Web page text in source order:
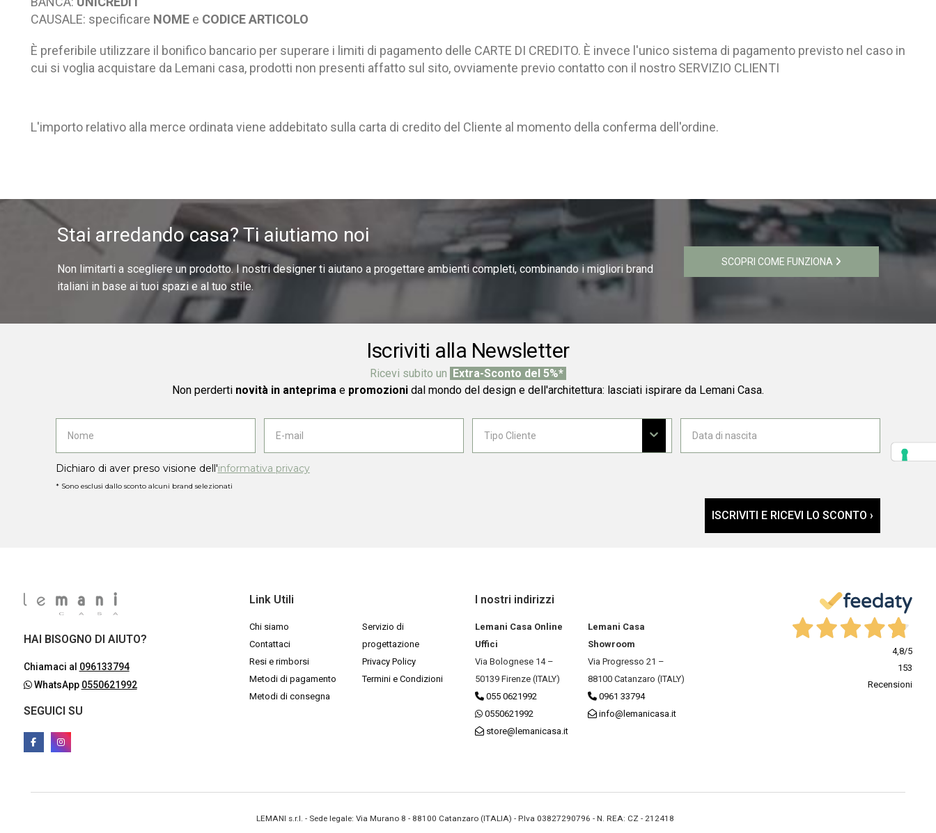
CAUSALE: specificare NOMEe CODICE ARTICOLO
È preferibile utilizzare il bonifico bancario per superare i limiti di pagamento delle CARTE DI CREDITO. È invece l'unico sistema di pagamento previsto nel caso in
cui si voglia acquistare da Lemani casa, prodotti non presenti affatto sul sito, ovviamente previo contatto con il nostro SERVIZIO CLIENTI
L'importo relativo alla merce ordinata viene addebitato sulla carta di credito del Cliente al momento della conferma dell'ordine.
Stai arredando casa? Ti aiutiamo noi
Non limitarti a scegliere un prodotto. I nostri designer ti aiutano a progettare ambienti completi, combinando i migliori brand
italiani in base ai tuoi spazi e al tuo stile.
SCOPRI COME FUNZIONA
Iscriviti alla Newsletter
Ricevi subito un Extra-Sconto del 5%*
Non perderti novità in anteprima e promozionidal mondo del design e dell'architettura: lasciati ispirare da Lemani Casa.
Dichiaro di aver preso visione dell'informativa privacy
* Sono esclusi dallo sconto alcuni brand selezionati
ISCRIVITI E RICEVI LO SCONTO ›
HAI BISOGNO DI AIUTO?
Chiamaci al 096133794
WhatsApp 0550621992
SEGUICI SU
Link Utili
Chi siamo
Contattaci
Resi e rimborsi
Metodi di pagamento
Metodi di consegna
Servizio di
progettazione
Privacy Policy
Termini e Condizioni
I nostri indirizzi
Lemani Casa Online
Uffici
Via Bolognese 14 –
50139 Firenze (ITALY)
055 0621992
0550621992
store@lemanicasa.it
Lemani Casa
Showroom
Via Progresso 21 –
88100 Catanzaro (ITALY)
0961 33794
info@lemanicasa.it
4,8/5
153
Recensioni
LEMANI s.r.l. - Sede legale: Via Murano 8 - 88100 Catanzaro (ITALIA) - P.Iva 03827290796 - N. REA: CZ - 212418